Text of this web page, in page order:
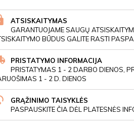
ATSISKAITYMAS
GARANTUOJAME SAUGŲ
BŪDUS GALITE RASTI
PRISTATYMO INFORMACIJA
PRISTATYMAS 1 - 2 DARBO DIENOS,
1 - 2 D. DIENOS
GRĄŽINIMO TAISYKLĖS
PASPAUSKITE ČIA DĖL PLATESNĖS